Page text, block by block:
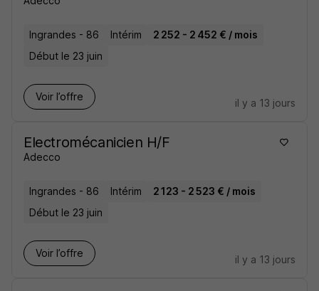
Ingrandes - 86 Intérim
2 252 - 2 452 € / mois
Début le 23 juin
Voir l’offre
il y a 13 jours
Electromécanicien H/F
Adecco
Ingrandes - 86 Intérim
2 123 - 2 523 € / mois
Début le 23 juin
Voir l’offre
il y a 13 jours